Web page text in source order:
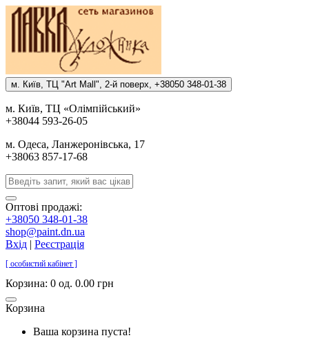
м. Киïв, ТЦ "Art Mall", 2-й поверх, +38050 348-01-38
м. Киïв, ТЦ «Олiмпiйський»
+38044 593-26-05
м. Одеса, Ланжеронiвська, 17
+38063 857-17-68
Оптові продажі:
+38050 348-01-38
shop@paint.dn.ua
Вхід | Реєстрація
[ особистий кабінет ]
Корзина: 0 од. 0.00 грн
Корзина
Ваша корзина пуста!